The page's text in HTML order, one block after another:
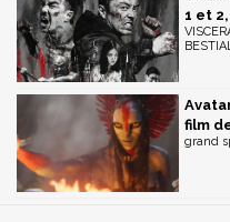
1 et
film
grand